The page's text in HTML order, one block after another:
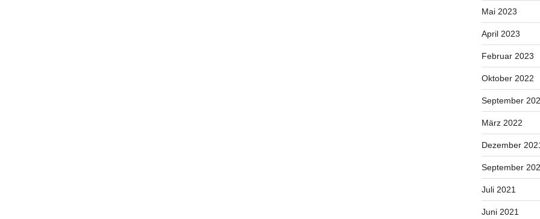
Mai 2023
April 2023
Februar 2023
Oktober 2022
September
März 2022
Dezember
September
Juli 2021
Juni 2021